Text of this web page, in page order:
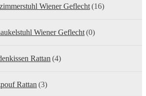
Wiener Geflecht(16)
Wiener Geflecht(0)
Rattan (4)
Rattan (3)